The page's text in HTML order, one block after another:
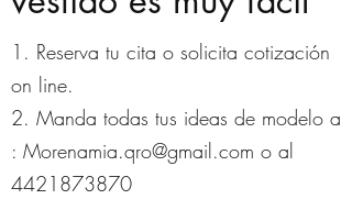
1. Reserva tu cita o solicita cotización
on line.
2. Manda todas tus ideas de modelo a
: Morenamia.qro@gmail.com o al
4421873870